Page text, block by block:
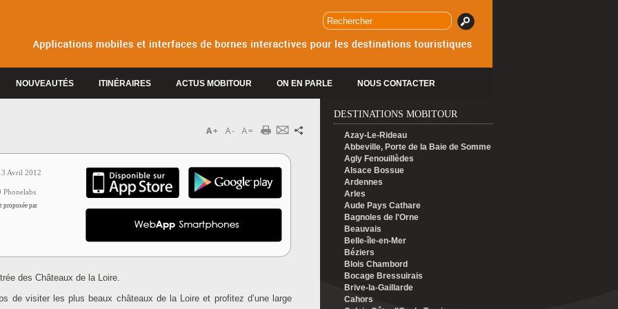
NOUVEAUTÉS ITINÉRAIRES ACTUS MOBITOUR ON EN PARLE NOUS CONTACTER
Avril 2012
proposée par
des Châteaux de la Loire.
de visiter les plus beaux châteaux de la Loire et profitez d’une large
DESTINATIONS MOBITOUR
Azay-Le-Rideau
Abbeville, Porte de la Baie de Somme
Agly Fenouillèdes
Alsace Bossue
Ardennes
Arles
Aude Pays Cathare
Bagnoles de l'Orne
Beauvais
Belle-île-en-Mer
Béziers
Blois Chambord
Bocage Bressuirais
Brive-la-Gaillarde
Cahors